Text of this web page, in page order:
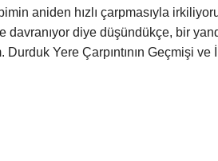
aniden hızlı çarpmasıyla
davranıyor diye düşündükçe, bir
Yere Çarpıntının Geçmişi ve